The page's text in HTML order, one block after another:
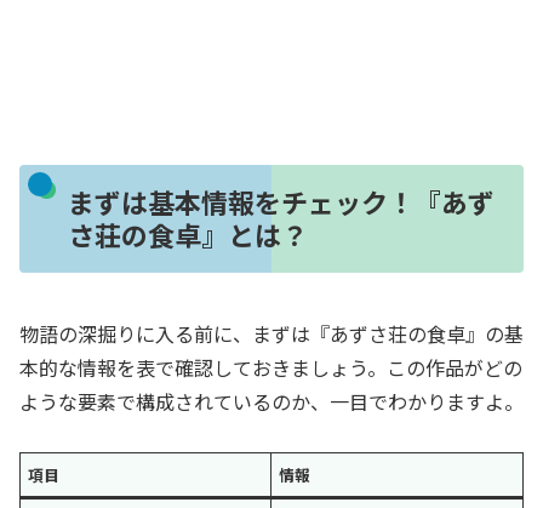
まずは基本情報をチェック！『あず
さ荘の食卓』とは？
物語の深掘りに入る前に、まずは『あずさ荘の食卓』の基
本的な情報を表で確認しておきましょう。この作品がどの
ような要素で構成されているのか、一目でわかりますよ。
項目
情報